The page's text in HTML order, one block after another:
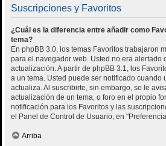
Suscripciones y Favoritos
¿Cuál es la diferencia entre añadir como
tema?
En phpBB 3.0, los temas Favoritos trabajaron
para el navegador web. Usted no era alertado
actualización. A partir de phpBB 3.1, los
a un tema. Usted puede ser notificado cuando
actualiza. Al suscribirte, sin embargo, se le
actualización de un tema, o foro en el propio
notificación para los Favoritos y las
el Panel de Control de Usuario, en
Arriba